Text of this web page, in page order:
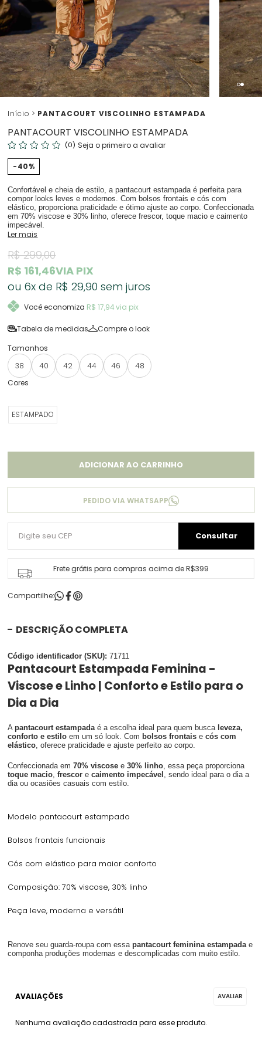
Início PANTACOURT VISCOLINHO ESTAMPADA
PANTACOURT VISCOLINHO ESTAMPADA
(0) Seja o primeiro a avaliar
40%
Confortável e cheia de estilo, a pantacourt estampada é perfeita para
compor looks leves e modernos. Com bolsos frontais e cós com
elástico, proporciona praticidade e ótimo ajuste ao corpo. Confeccionada
em 70% viscose e 30% linho, oferece frescor, toque macio e caimento
impecável.
Ler mais
R$ 161,46VIA PIX
R$ 299,00
6x R$ 29,90sem juros
Você economiza R$ 17,94 via pix
Tabela de medidas Compre o look
38 40 42 44 46 48
ESTAMPADO
ADICIONAR AO CARRINHO
PEDIDO VIA WHATSAPP
Frete grátis para compras acima de R$399
Compartilhe:
DESCRIÇÃO COMPLETA
Código identificador (SKU): 71711
Pantacourt Estampada Feminina -
Viscose e Linho | Conforto e Estilo para o
Dia a Dia
Apantacourt estampadaé a escolha ideal para quem busca leveza,
conforto e estilo em um só look. Com bolsos frontais ecós com
elástico, oferece praticidade e ajuste perfeito ao corpo.
Confeccionada em70% viscose e30% linho, essa peça proporciona
toque macio,frescor ecaimento impecável , sendo ideal para o dia a
dia ou ocasiões casuais com estilo.
Modelo pantacourt estampado
Bolsos frontais funcionais
Cós com elástico para maior conforto
Composição: 70% viscose, 30% linho
Peça leve, moderna e versátil
Renove seu guarda-roupa com essapantacourt feminina estampadae
componha produções modernas e descomplicadas com muito estilo.
Nenhuma avaliação cadastrada para esse produto.